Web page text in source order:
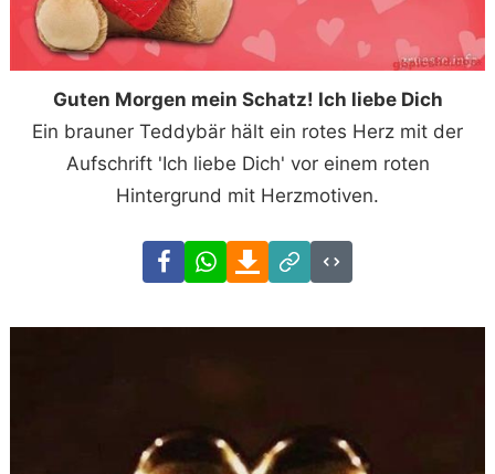
Guten Morgen mein Schatz! Ich liebe Dich
Ein brauner Teddybär hält ein rotes Herz mit der
Aufschrift 'Ich liebe Dich' vor einem roten
Hintergrund mit Herzmotiven.
FacebookWhatsAppDownload
Link
Code